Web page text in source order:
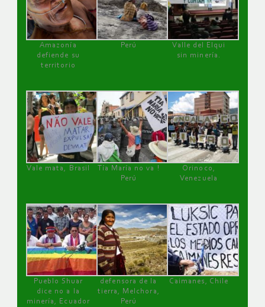
Amazonía
defiende su
territorio
Perú
Valle del Elqui
sin minería.
Vale mata, Brasil
Tía María no va !
Perú
Orinoco,
Venezuela
Pueblo Shuar
dice no a la
minería, Ecuador
defensora de la
tierra, Melchora,
Perú
Caimanes, Chile